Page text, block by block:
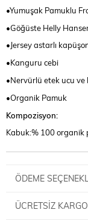
•Yumuşak Pamuklu
•Göğüste Helly
•Jersey astarlı
•Kanguru cebi
•Nervürlü etek ucu ve
•Organik Pamuk
Kompozisyon:
Kabuk:% 100 organik
ÖDEME
ÜCRETSIZ